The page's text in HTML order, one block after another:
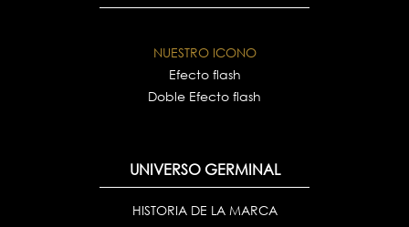
NUESTRO ICONO
Efecto flash
Doble Efecto flash
UNIVERSO GERMINAL
HISTORIA DE LA MARCA